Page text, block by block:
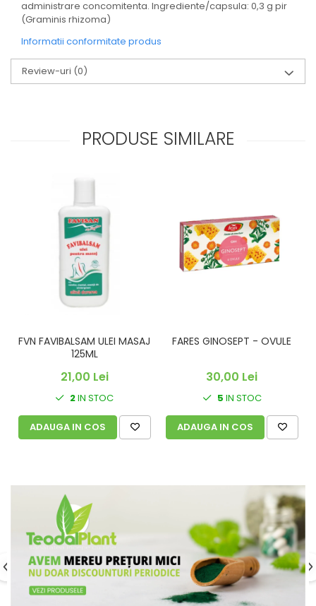
administrare concomitenta. Ingrediente/capsula: 0,3 g pir
(Graminis rhizoma)
Informatii conformitate produs
Review-uri (0)
PRODUSE SIMILARE
FVN FAVIBALSAM ULEI MASAJ
125ML
21,00 Lei
2IN STOC
ADAUGA IN COS
FARES GINOSEPT - OVULE
30,00 Lei
5 IN STOC
ADAUGA IN COS